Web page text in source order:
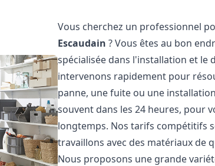
Vous cherchez un professionnel
Escaudain ? Vous êtes au bon
spécialisée dans l'installation et le
intervenons rapidement pour
panne, une fuite ou une
souvent dans les 24 heures, pour
longtemps. Nos tarifs compétitifs
travaillons avec des matériaux de
Nous proposons une grande